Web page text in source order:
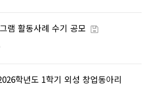
램 활동사례 수기 공모
학년도 1학기 외성 창업동아리